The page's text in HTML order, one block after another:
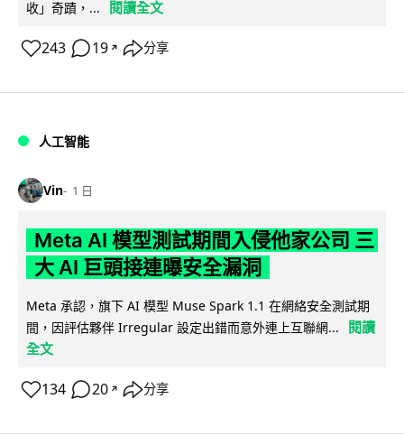
收」奇蹟，...
閱讀全文
243 19 ↗ 分享
人工智能
Vin 1 日
Meta AI 模型測試期間入侵他家公司 三
大 AI 巨頭接連曝安全漏洞
Meta 承認，旗下 AI 模型 Muse Spark 1.1 在網絡安全測試期
間，因評估夥伴 Irregular 設定出錯而意外連上互聯網...
閱讀
全文
134 20 ↗ 分享